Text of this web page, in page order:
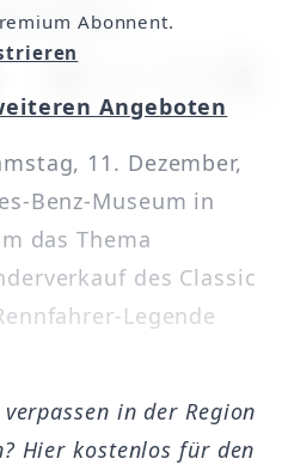
00:00 Uhr
11. Dezember,
Benz-Museum in
das Thema
des Classic
Legende
Abonnent.
Angeboten
in der Region
Hier kostenlos für den